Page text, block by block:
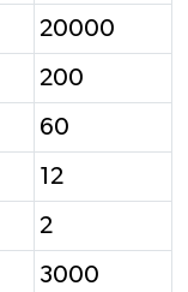
20000
200
60
12
2
3000